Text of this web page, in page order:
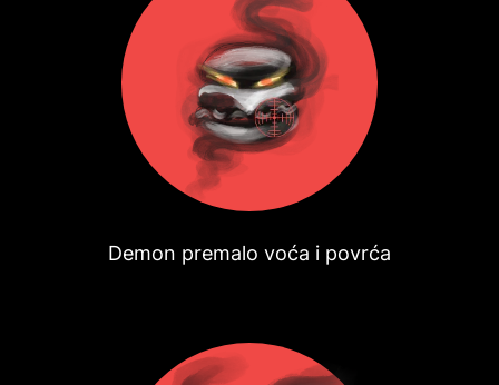
Demon premalo voća i povrća